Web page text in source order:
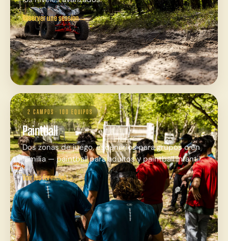
Réserver une session→
2 CAMPOS · 100 EQUIPOS
Paintball
Dos zonas de juego, escenarios para grupos o en
familia — paintball para adultos y paintball infantil.
Voir les formules→